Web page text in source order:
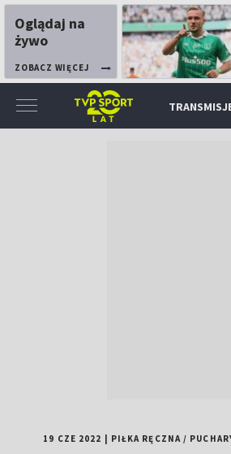
Oglądaj na
żywo
ZOBACZ WIĘCEJ
19 CZE 2022 PIŁKA RĘCZNA/